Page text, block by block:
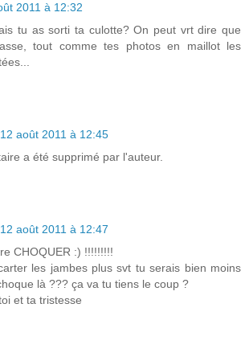
2011 à 12:32
tu as sorti ta culotte? On peut vrt dire que
tout comme tes photos en maillot les
12 août 2011 à 12:45
a été supprimé par l'auteur.
12 août 2011 à 12:47
CHOQUER :) !!!!!!!!!
les jambes plus svt tu serais bien moins
là ??? ça va tu tiens le coup ?
et ta tristesse